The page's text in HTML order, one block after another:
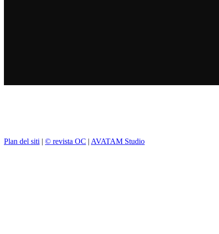
Plan del siti | © revista OC | AVATAM Studio